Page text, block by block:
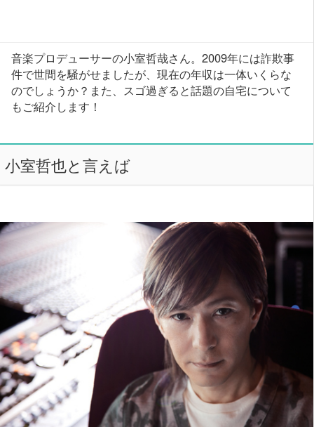
音楽プロデューサーの小室哲哉さん。2009年には詐欺事
件で世間を騒がせましたが、現在の年収は一体いくらな
のでしょうか？また、スゴ過ぎると話題の自宅について
もご紹介します！
小室哲也と言えば